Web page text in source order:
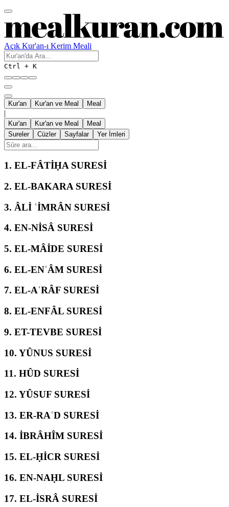
Açık Kur'an-ı Kerim Meali
Ctrl + K
Kur'an Kur'an ve Meal Meal
|
Kur'an Kur'an ve Meal
Meal
Sureler
Cüzler Sayfalar Yer İmleri
1. EL-FÂTİḤA SURESİ
2. EL-BAKARA SURESİ
3. ÂLİ ʿİMRÂN SURESİ
4. EN-NİSÂ SURESİ
5. EL-MÂİDE SURESİ
6. EL-ENʿÂM SURESİ
7. EL-AʿRÂF SURESİ
8. EL-ENFÂL SURESİ
9. ET-TEVBE SURESİ
10. YÛNUS SURESİ
11. HÛD SURESİ
12. YÛSUF SURESİ
13. ER-RAʿD SURESİ
14. İBRÂHÎM SURESİ
15. EL-ḤİCR SURESİ
16. EN-NAḤL SURESİ
17. EL-İSRÂ SURESİ